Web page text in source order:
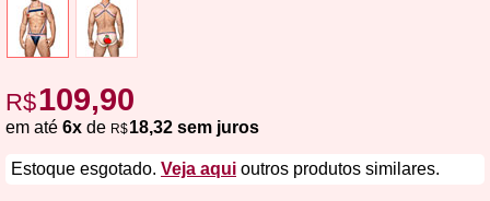
R$109,90
em até 6x de R$18,32 sem juros
Estoque esgotado. Veja aqui outros produtos similares.